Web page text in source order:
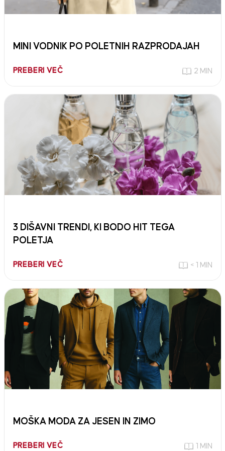
MINI VODNIK PO POLETNIH RAZPRODAJAH
PREBERI VEČ 2 MIN
3 DIŠAVNI TRENDI, KI BODO HIT TEGA
POLETJA
PREBERI VEČ < 1 MIN
MOŠKA MODA ZA JESEN IN ZIMO
PREBERI VEČ 1 MIN